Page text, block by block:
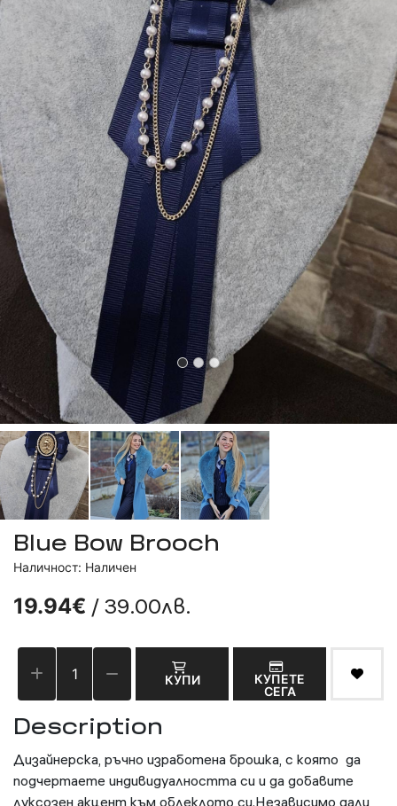
Blue Bow Brooch
Наличност: Наличен
19.94€ / 39.00лв.
КУПИ
КУПЕТЕ
СЕГА
Description
Дизайнерска, ръчно изработена брошка, с която да
подчертаете индивидуалността си и да добавите
луксозен акцент към облеклото си.Независимо дали